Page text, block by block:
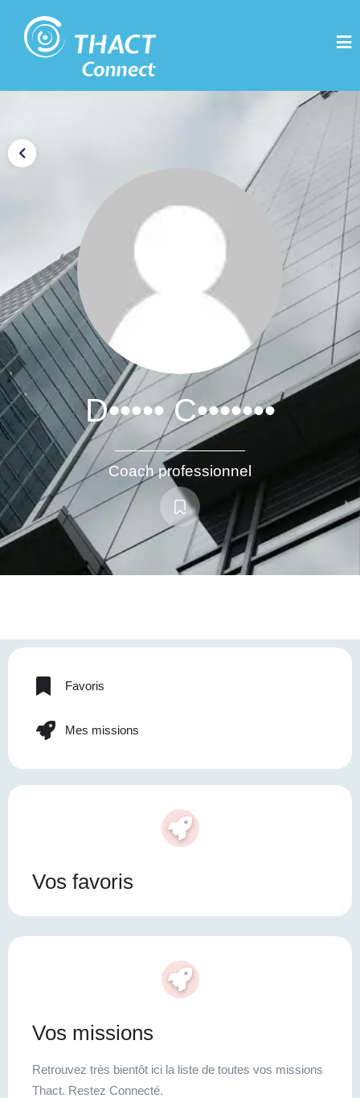
D••••• C•••••••
Coach professionnel
Favoris
Mes missions
Vos favoris
Vos missions
Retrouvez très bientôt ici la liste de toutes vos missions
Thact. Restez Connecté.